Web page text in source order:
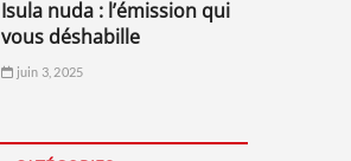
isula nuda : l’émission qui
vous déshabille
juin 3, 2025